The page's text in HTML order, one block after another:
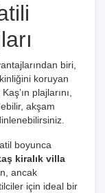
biri,
koruyan
plajlarını,
akşam
boyunca
kiralık villa
ancak
için ideal bir